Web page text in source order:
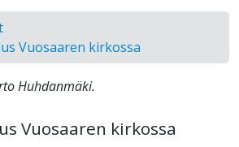
Vuosaaren kirkossa
Huhdanmäki.
Vuosaaren kirkossa